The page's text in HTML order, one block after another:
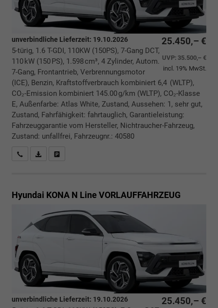
25.450,– €
UVP: 35.500,– €
incl. 19% MwSt.
unverbindliche Lieferzeit: 19.10.2026
5-türig, 1.6 T-GDI, 110KW (150PS), 7-Gang DCT,
110 kW (150 PS), 1.598 cm³, 4 Zylinder, Autom.
7-Gang, Frontantrieb, Verbrennungsmotor
(ICE), Benzin, Kraftstoffverbrauch kombiniert 6,4 (WLTP),
CO₂-Emission kombiniert 145.00 g/km (WLTP), CO₂-Klasse
E, Außenfarbe: Atlas White, Zustand, Aussehen: 1, sehr gut,
Zustand, Fahrfähigkeit: fahrtauglich, Garantieleistung:
Fahrzeuggarantie vom Hersteller, Nichtraucher-Fahrzeug,
Zustand: unfallfrei, Fahrzeugnr.: 40580
Rückrufbitte absenden
PDF-Datei, Fahrzeugexposé drucken
Hyundai KONA N Line VORLAUFFAHRZEUG
25.450,– €
unverbindliche Lieferzeit: 19.10.2026